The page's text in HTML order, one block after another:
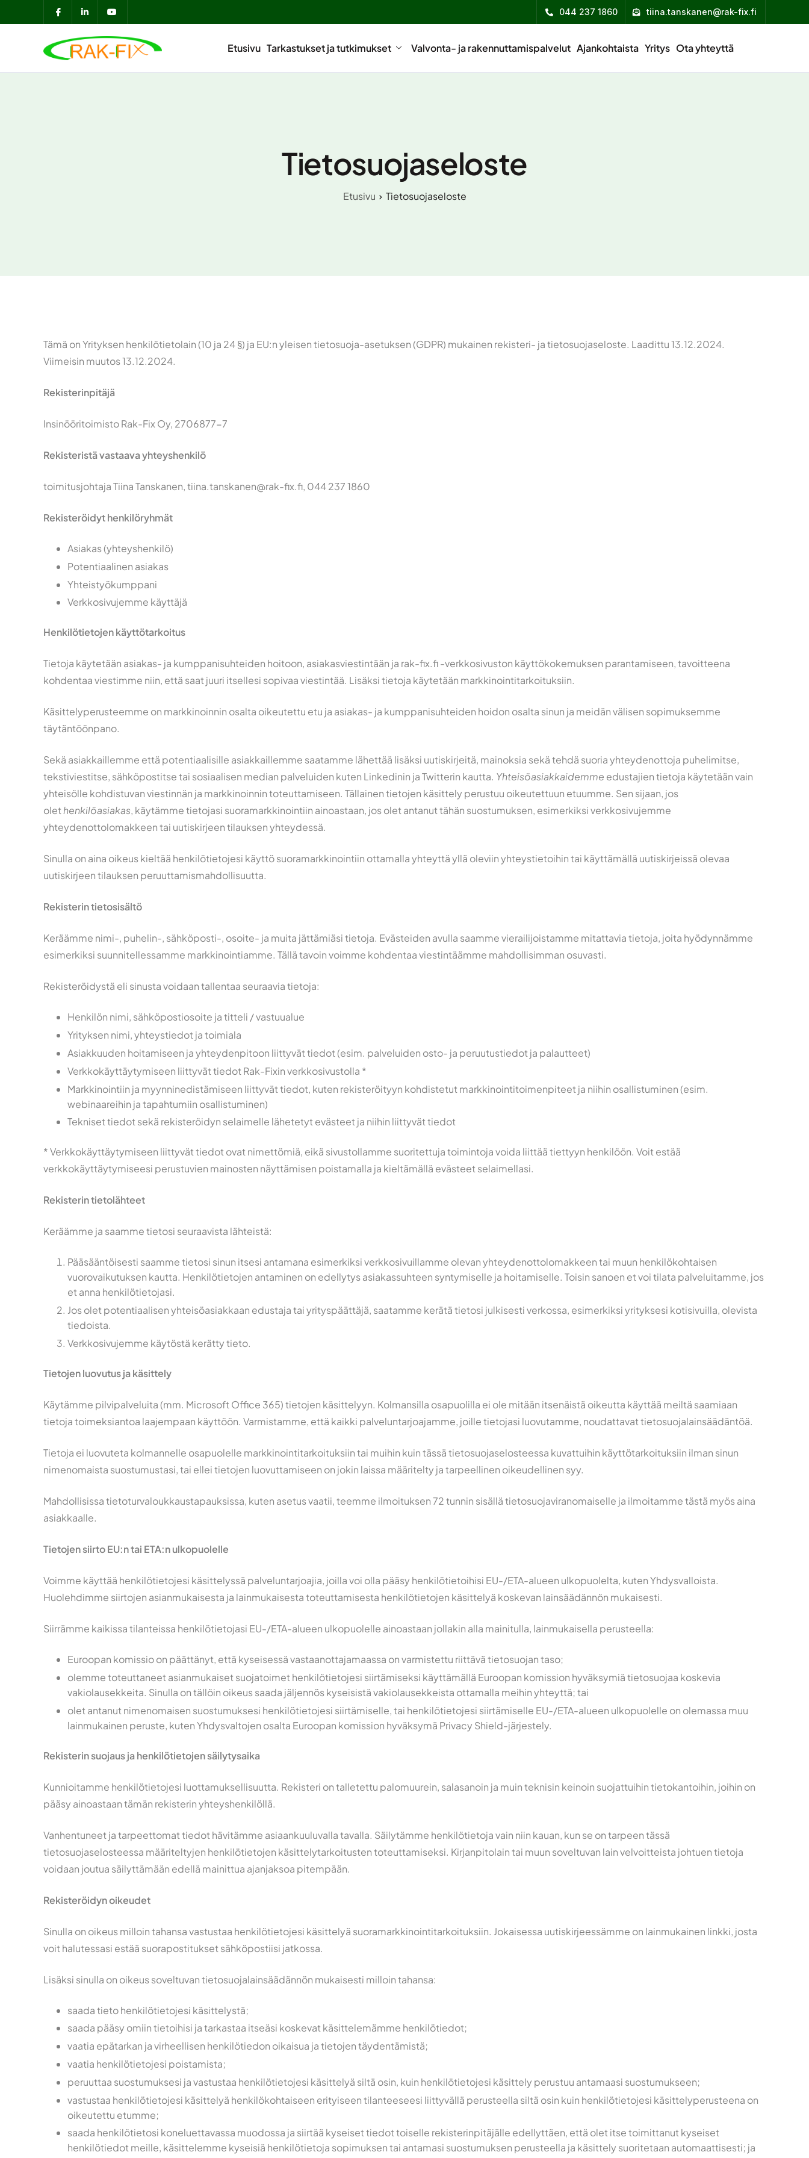
044 237 1860 tiina.tanskanen@rak-fix.fi
Etusivu Tarkastukset ja tutkimukset Valvonta- ja rakennuttamispalvelut Ajankohtaista Yritys Ota yhteyttä
Tietosuojaseloste
Etusivu Tietosuojaseloste
Tämä on Yrityksen henkilötietolain (10 ja 24 §) ja EU:n yleisen tietosuoja-asetuksen (GDPR) mukainen rekisteri- ja tietosuojaseloste. Laadittu 13.12.2024.
Viimeisin muutos 13.12.2024.
Rekisterinpitäjä
Insinööritoimisto Rak-Fix Oy, 2706877-7
Rekisteristä vastaava yhteyshenkilö
toimitusjohtaja Tiina Tanskanen, tiina.tanskanen@rak-fix.fi, 044 237 1860
Rekisteröidyt henkilöryhmät
Asiakas (yhteyshenkilö)
Potentiaalinen asiakas
Yhteistyökumppani
Verkkosivujemme käyttäjä
Henkilötietojen käyttötarkoitus
Tietoja käytetään asiakas- ja kumppanisuhteiden hoitoon, asiakasviestintään ja rak-fix.fi -verkkosivuston käyttökokemuksen parantamiseen, tavoitteena
kohdentaa viestimme niin, että saat juuri itsellesi sopivaa viestintää. Lisäksi tietoja käytetään markkinointitarkoituksiin.
Käsittelyperusteemme on markkinoinnin osalta oikeutettu etu ja asiakas- ja kumppanisuhteiden hoidon osalta sinun ja meidän välisen sopimuksemme
täytäntöönpano.
Sekä asiakkaillemme että potentiaalisille asiakkaillemme saatamme lähettää lisäksi uutiskirjeitä, mainoksia sekä tehdä suoria yhteydenottoja puhelimitse,
tekstiviestitse, sähköpostitse tai sosiaalisen median palveluiden kuten Linkedinin ja Twitterin kautta. Yhteisöasiakkaidemme edustajien tietoja käytetään vain
yhteisölle kohdistuvan viestinnän ja markkinoinnin toteuttamiseen. Tällainen tietojen käsittely perustuu oikeutettuun etuumme. Sen sijaan, jos
olethenkilöasiakas, käytämme tietojasi suoramarkkinointiin ainoastaan, jos olet antanut tähän suostumuksen, esimerkiksi verkkosivujemme
yhteydenottolomakkeen tai uutiskirjeen tilauksen yhteydessä.
Sinulla on aina oikeus kieltää henkilötietojesi käyttö suoramarkkinointiin ottamalla yhteyttä yllä oleviin yhteystietoihin tai käyttämällä uutiskirjeissä olevaa
uutiskirjeen tilauksen peruuttamismahdollisuutta.
Rekisterin tietosisältö
Keräämme nimi-, puhelin-, sähköposti-, osoite- ja muita jättämiäsi tietoja. Evästeiden avulla saamme vierailijoistamme mitattavia tietoja, joita hyödynnämme
esimerkiksi suunnitellessamme markkinointiamme. Tällä tavoin voimme kohdentaa viestintäämme mahdollisimman osuvasti.
Rekisteröidystä eli sinusta voidaan tallentaa seuraavia tietoja:
Henkilön nimi, sähköpostiosoite ja titteli / vastuualue
Yrityksen nimi, yhteystiedot ja toimiala
Asiakkuuden hoitamiseen ja yhteydenpitoon liittyvät tiedot (esim. palveluiden osto- ja peruutustiedot ja palautteet)
Verkkokäyttäytymiseen liittyvät tiedot Rak-Fixin verkkosivustolla *
Markkinointiin ja myynninedistämiseen liittyvät tiedot, kuten rekisteröityyn kohdistetut markkinointitoimenpiteet ja niihin osallistuminen (esim.
webinaareihin ja tapahtumiin osallistuminen)
Tekniset tiedot sekä rekisteröidyn selaimelle lähetetyt evästeet ja niihin liittyvät tiedot
* Verkkokäyttäytymiseen liittyvät tiedot ovat nimettömiä, eikä sivustollamme suoritettuja toimintoja voida liittää tiettyyn henkilöön. Voit estää
verkkokäyttäytymiseesi perustuvien mainosten näyttämisen poistamalla ja kieltämällä evästeet selaimellasi.
Rekisterin tietolähteet
Keräämme ja saamme tietosi seuraavista lähteistä:
Pääsääntöisesti saamme tietosi sinun itsesi antamana esimerkiksi verkkosivuillamme olevan yhteydenottolomakkeen tai muun henkilökohtaisen
vuorovaikutuksen kautta. Henkilötietojen antaminen on edellytys asiakassuhteen syntymiselle ja hoitamiselle. Toisin sanoen et voi tilata palveluitamme, jos
et anna henkilötietojasi.
Jos olet potentiaalisen yhteisöasiakkaan edustaja tai yrityspäättäjä, saatamme kerätä tietosi julkisesti verkossa, esimerkiksi yrityksesi kotisivuilla, olevista
tiedoista.
Verkkosivujemme käytöstä kerätty tieto.
Tietojen luovutus ja käsittely
Käytämme pilvipalveluita (mm. Microsoft Office 365) tietojen käsittelyyn. Kolmansilla osapuolilla ei ole mitään itsenäistä oikeutta käyttää meiltä saamiaan
tietoja toimeksiantoa laajempaan käyttöön. Varmistamme, että kaikki palveluntarjoajamme, joille tietojasi luovutamme, noudattavat tietosuojalainsäädäntöä.
Tietoja ei luovuteta kolmannelle osapuolelle markkinointitarkoituksiin tai muihin kuin tässä tietosuojaselosteessa kuvattuihin käyttötarkoituksiin ilman sinun
nimenomaista suostumustasi, tai ellei tietojen luovuttamiseen on jokin laissa määritelty ja tarpeellinen oikeudellinen syy.
Mahdollisissa tietoturvaloukkaustapauksissa, kuten asetus vaatii, teemme ilmoituksen 72 tunnin sisällä tietosuojaviranomaiselle ja ilmoitamme tästä myös aina
asiakkaalle.
Tietojen siirto EU:n tai ETA:n ulkopuolelle
Voimme käyttää henkilötietojesi käsittelyssä palveluntarjoajia, joilla voi olla pääsy henkilötietoihisi EU-/ETA-alueen ulkopuolelta, kuten Yhdysvalloista.
Huolehdimme siirtojen asianmukaisesta ja lainmukaisesta toteuttamisesta henkilötietojen käsittelyä koskevan lainsäädännön mukaisesti.
Siirrämme kaikissa tilanteissa henkilötietojasi EU-/ETA-alueen ulkopuolelle ainoastaan jollakin alla mainitulla, lainmukaisella perusteella:
Euroopan komissio on päättänyt, että kyseisessä vastaanottajamaassa on varmistettu riittävä tietosuojan taso;
olemme toteuttaneet asianmukaiset suojatoimet henkilötietojesi siirtämiseksi käyttämällä Euroopan komission hyväksymiä tietosuojaa koskevia
vakiolausekkeita. Sinulla on tällöin oikeus saada jäljennös kyseisistä vakiolausekkeista ottamalla meihin yhteyttä; tai
olet antanut nimenomaisen suostumuksesi henkilötietojesi siirtämiselle, tai henkilötietojesi siirtämiselle EU-/ETA-alueen ulkopuolelle on olemassa muu
lainmukainen peruste, kuten Yhdysvaltojen osalta Euroopan komission hyväksymä Privacy Shield-järjestely.
Rekisterin suojaus ja henkilötietojen säilytysaika
Kunnioitamme henkilötietojesi luottamuksellisuutta. Rekisteri on talletettu palomuurein, salasanoin ja muin teknisin keinoin suojattuihin tietokantoihin, joihin on
pääsy ainoastaan tämän rekisterin yhteyshenkilöllä.
Vanhentuneet ja tarpeettomat tiedot hävitämme asiaankuuluvalla tavalla. Säilytämme henkilötietoja vain niin kauan, kun se on tarpeen tässä
tietosuojaselosteessa määriteltyjen henkilötietojen käsittelytarkoitusten toteuttamiseksi. Kirjanpitolain tai muun soveltuvan lain velvoitteista johtuen tietoja
voidaan joutua säilyttämään edellä mainittua ajanjaksoa pitempään.
Rekisteröidyn oikeudet
Sinulla on oikeus milloin tahansa vastustaa henkilötietojesi käsittelyä suoramarkkinointitarkoituksiin. Jokaisessa uutiskirjeessämme on lainmukainen linkki, josta
voit halutessasi estää suorapostitukset sähköpostiisi jatkossa.
Lisäksi sinulla on oikeus soveltuvan tietosuojalainsäädännön mukaisesti milloin tahansa:
saada tieto henkilötietojesi käsittelystä;
saada pääsy omiin tietoihisi ja tarkastaa itseäsi koskevat käsittelemämme henkilötiedot;
vaatia epätarkan ja virheellisen henkilötiedon oikaisua ja tietojen täydentämistä;
vaatia henkilötietojesi poistamista;
peruuttaa suostumuksesi ja vastustaa henkilötietojesi käsittelyä siltä osin, kuin henkilötietojesi käsittely perustuu antamaasi suostumukseen;
vastustaa henkilötietojesi käsittelyä henkilökohtaiseen erityiseen tilanteeseesi liittyvällä perusteella siltä osin kuin henkilötietojesi käsittelyperusteena on
oikeutettu etumme;
saada henkilötietosi koneluettavassa muodossa ja siirtää kyseiset tiedot toiselle rekisterinpitäjälle edellyttäen, että olet itse toimittanut kyseiset
henkilötiedot meille, käsittelemme kyseisiä henkilötietoja sopimuksen tai antamasi suostumuksen perusteella ja käsittely suoritetaan automaattisesti; ja